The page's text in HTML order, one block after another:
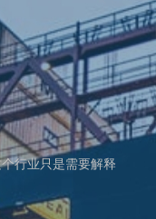
行业只是需要解释